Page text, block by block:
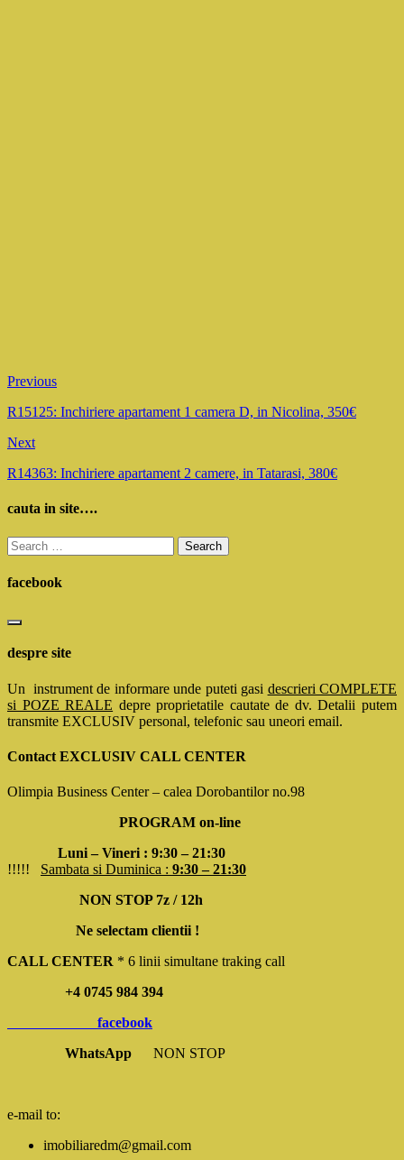
Previous
R15125: Inchiriere apartament 1 camera D, in Nicolina, 350€
Next
R14363: Inchiriere apartament 2 camere, in Tatarasi, 380€
cauta in site….
Search
for:
facebook
despre site
Un instrument de informare unde puteti gasi descrieri COMPLETE
si POZE REALE depre proprietatile cautate de dv. Detalii putem
transmite EXCLUSIV personal, telefonic sau uneori email.
Contact EXCLUSIV CALL CENTER
Olimpia Business Center – calea Dorobantilor no.98
PROGRAM on-line
Luni – Vineri : 9:30 – 21:30
!!!!! Sambata si Duminica : 9:30 – 21:30
NON STOP 7z / 12h
Ne selectam clientii !
CALL CENTER * 6 linii simultane traking call
+4 0745 984 394
facebook
WhatsApp
NON STOP
e-mail to:
imobiliaredm@gmail.com